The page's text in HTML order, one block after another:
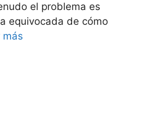
el problema es
equivocada de cómo
más